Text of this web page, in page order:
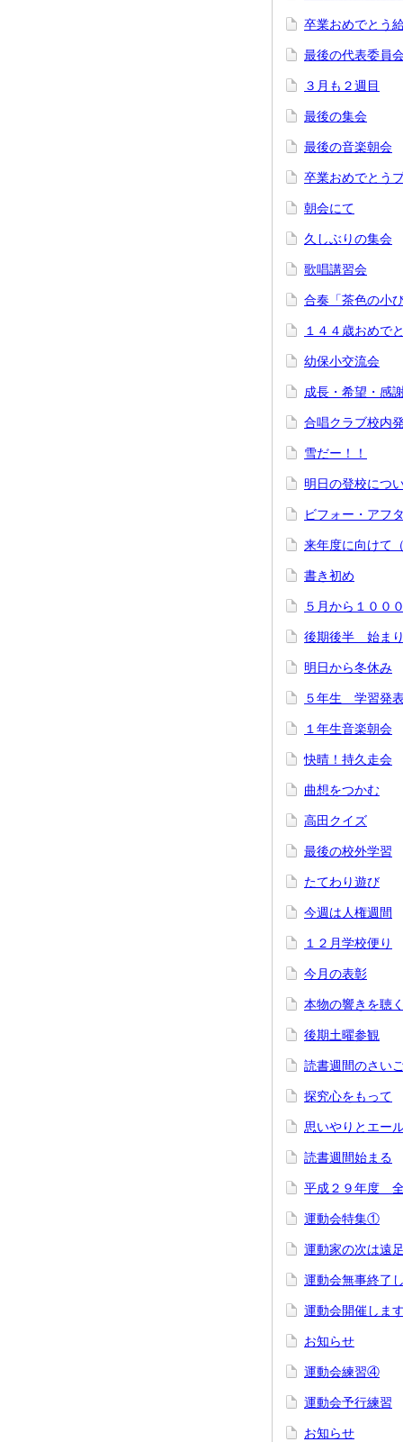
卒業おめでとう
最後の代表委員
３月も２週目
最後の集会
最後の音楽朝会
卒業おめでとう
朝会にて
久しぶりの集会
歌唱講習会
合奏「茶色の小び
１４４歳おめで
幼保小交流会
成長・希望・感
合唱クラブ校内
雪だー！！
明日の登校につ
ビフォー・アフ
来年度に向けて
書き初め
５月から１００
後期後半 始まり
明日から冬休み
５年生 学習発
１年生音楽朝会
快晴！持久走会
曲想をつかむ
高田クイズ
最後の校外学習
たてわり遊び
今週は人権週間
１２月学校便り
今月の表彰
本物の響きを聴く
後期土曜参観
読書週間のさい
探究心をもって
思いやりとエー
読書週間始まる
平成２９年度
運動会特集①
運動家の次は遠足
運動会無事終了
運動会開催します
お知らせ
運動会練習④
運動会予行練習
お知らせ